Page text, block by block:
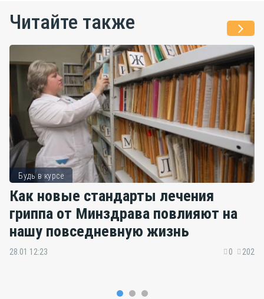
Читайте также
Будь в курсе
Как новые стандарты лечения
гриппа от Минздрава повлияют на
нашу повседневную жизнь
28.01 12:23 0 202